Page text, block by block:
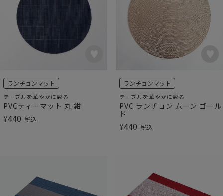
ランチョンマット
テーブルを華やかに彩る
PVCティーマット 丸 紺
¥440 税込
ランチョンマット
テーブルを華やかに彩る
PVC ランチョン ムーン ゴール
ド
¥440 税込